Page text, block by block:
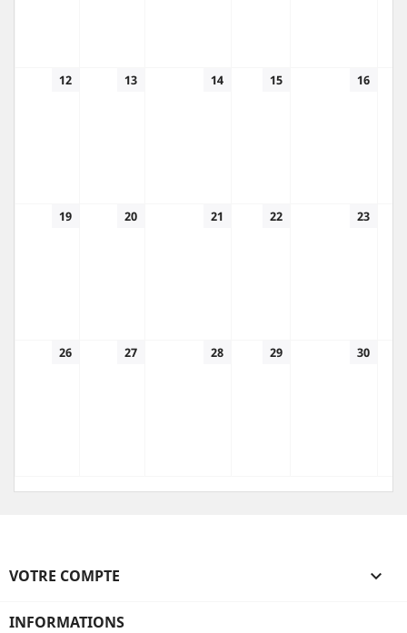
12 13 14 15 16
19 20 21 22 23
26 27 28 29 30
VOTRE COMPTE 
INFORMATIONS